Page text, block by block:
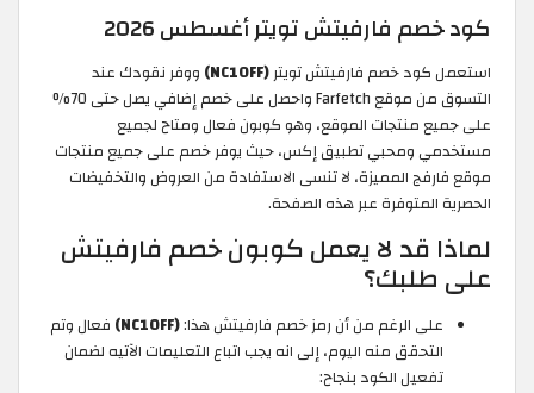
كود خصم فارفيتش تويتر أغسطس 2026
استعمل كود خصم فارفيتش تويتر(NC10FF)
ووفر نقودك عند
التسوق من موقع Farfetch واحصل على خصم إضافي يصل حتى 70%
على جميع منتجات الموقع، وهو كوبون فعال ومتاح لجميع
مستخدمي ومحبي تطبيق إكس، حيث يوفر خصم على جميع منتجات
موقع فارفج المميزة، لا تنسى الاستفادة من العروض والتخفيضات
الحصرية المتوفرة عبر هذه الصفحة.
لماذا قد لا يعمل كوبون خصم فارفيتش
على طلبك؟
على الرغم من أن رمز خصم فارفيتش هذا:(NC10FF)
فعال وتم
التحقق منه اليوم، إلى انه يجب اتباع التعليمات الآتيه لضمان
تفعيل الكود بنجاح: